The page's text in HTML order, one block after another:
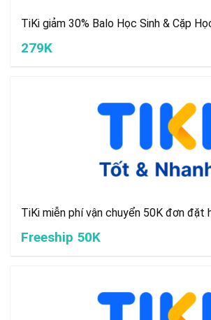
TiKi giảm 30% Balo Học Sinh & Cặp
279K
TiKi miễn phí vận chuyển 50K đơn đặt
Freeship 50K